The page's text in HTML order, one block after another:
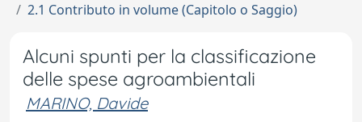
2.1 Contributo in volume (Capitolo o Saggio)
Alcuni spunti per la classificazione
delle spese agroambientali
MARINO, Davide